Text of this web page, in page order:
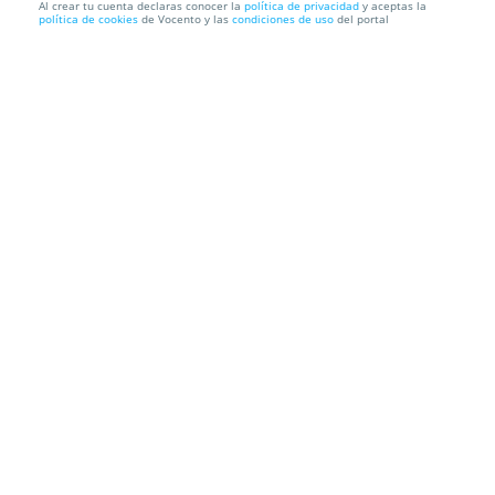
Maridaje Cántabro 4: Quesos y Bebidas Locales
Al crear tu cuenta declaras conocer la política de privacidad y aceptas la
política de cookies de Vocento y las condiciones de uso del portal